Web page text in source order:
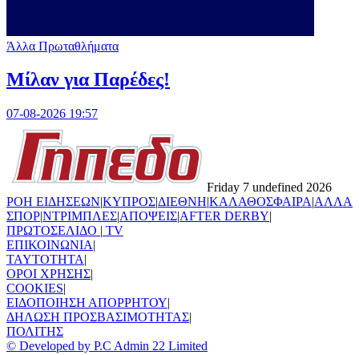
Άλλα Πρωταθλήματα
Μίλαν για Παρέδες!
07-08-2026 19:57
Friday 7 undefined 2026
ΡΟΗ ΕΙΔΗΣΕΩΝ|ΚΥΠΡΟΣ|ΔΙΕΘΝΗ|ΚΑΛΑΘΟΣΦΑΙΡΑ|ΑΛΛΑ
ΣΠΟΡ|ΝΤΡΙΜΠΛΕΣ|ΑΠΟΨΕΙΣ|AFTER DERBY|
ΠΡΩΤΟΣΕΛΙΔΟ | TV
ΕΠΙΚΟΙΝΩΝΙΑ|
TAYTOTHTA|
ΟΡΟΙ ΧΡΗΣΗΣ|
COOKIES|
ΕΙΔΟΠΟΙΗΣΗ ΑΠΟΡΡΗΤΟΥ|
ΔΗΛΩΣΗ ΠΡΟΣΒΑΣΙΜΟΤΗΤΑΣ|
ΠΟΛΙΤΗΣ
© Developed by P.C Admin 22 Limited